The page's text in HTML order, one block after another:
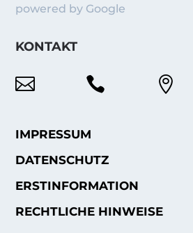
IMPRESSUM
DATENSCHUTZ
ERSTINFORMATION
RECHTLICHE HINWEISE
powered by Google
KONTAKT
  